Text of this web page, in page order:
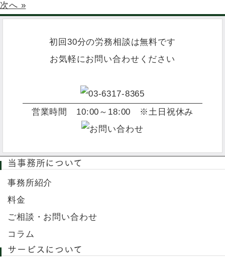
次へ »
初回30分の労務相談は無料です
お気軽にお問い合わせください
営業時間 10:00～18:00 ※土日祝休み
当事務所について
事務所紹介
料金
ご相談・お問い合わせ
コラム
サービスについて